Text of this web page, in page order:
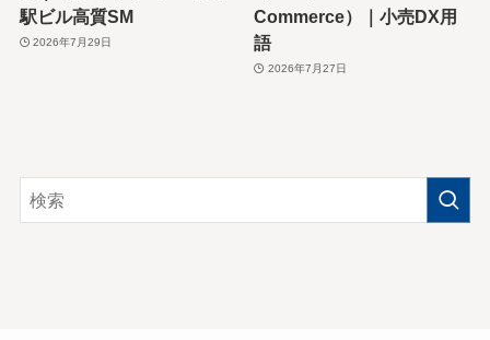
駅ビル高質SM
2026年7月29日
Commerce）｜小売DX用
語
2026年7月27日